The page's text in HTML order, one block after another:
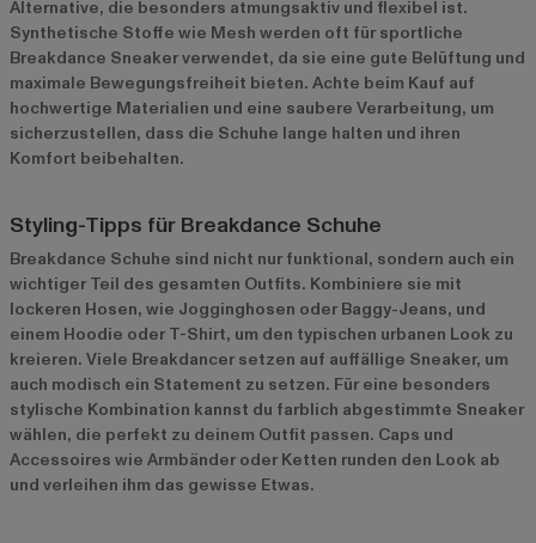
Alternative, die besonders atmungsaktiv und flexibel ist.
Synthetische Stoffe wie Mesh werden oft für sportliche
Breakdance Sneaker verwendet, da sie eine gute Belüftung und
maximale Bewegungsfreiheit bieten. Achte beim Kauf auf
hochwertige Materialien und eine saubere Verarbeitung, um
sicherzustellen, dass die Schuhe lange halten und ihren
Komfort beibehalten.
Styling-Tipps für Breakdance Schuhe
Breakdance Schuhe sind nicht nur funktional, sondern auch ein
wichtiger Teil des gesamten Outfits. Kombiniere sie mit
lockeren Hosen, wie Jogginghosen oder Baggy-Jeans, und
einem Hoodie oder T-Shirt, um den typischen urbanen Look zu
kreieren. Viele Breakdancer setzen auf auffällige Sneaker, um
auch modisch ein Statement zu setzen. Für eine besonders
stylische Kombination kannst du farblich abgestimmte Sneaker
wählen, die perfekt zu deinem Outfit passen. Caps und
Accessoires wie Armbänder oder Ketten runden den Look ab
und verleihen ihm das gewisse Etwas.